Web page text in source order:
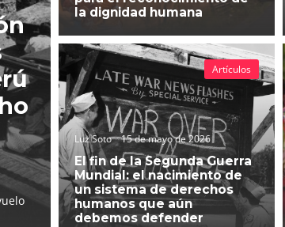
la dignidad humana
Luz Soto 15 de mayo de 2026
El fin de la Segunda Guerra
Mundial: el nacimiento de
un sistema de derechos
humanos que aún
debemos defender
Artículos